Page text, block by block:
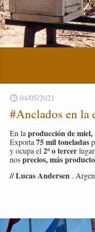
04/05/2021
#An­cla­dos en la
En lapro­duc­ción de
Ex­por­ta75 mil to­ne­la­das
y ocupa el2º o ter­cer
nospre­cios, más
// Lucas An­der­sen .